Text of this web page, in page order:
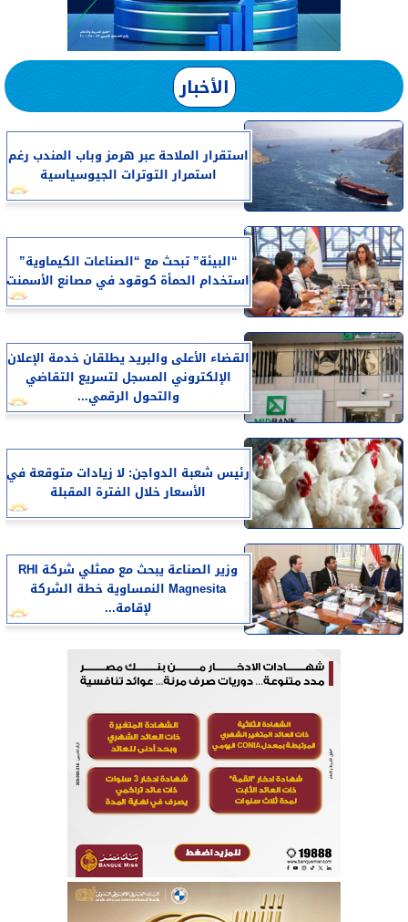
الأخبار
استقرار الملاحة عبر هرمز وباب المندب رغم
استمرار التوترات الجيوسياسية
“البيئة” تبحث مع “الصناعات الكيماوية”
استخدام الحمأة كوقود في مصانع الأسمنت
القضاء الأعلى والبريد يطلقان خدمة الإعلان
الإلكتروني المسجل لتسريع التقاضي
والتحول الرقمي...
رئيس شعبة الدواجن: لا زيادات متوقعة في
الأسعار خلال الفترة المقبلة
وزير الصناعة يبحث مع ممثلي شركة RHI
Magnesita النمساوية خطة الشركة
لإقامة...